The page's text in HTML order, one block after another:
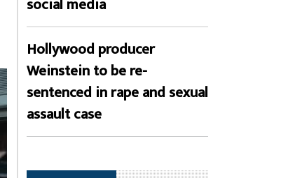
Hollywood producer
Weinstein to be re-
sentenced in rape and sexual
assault case